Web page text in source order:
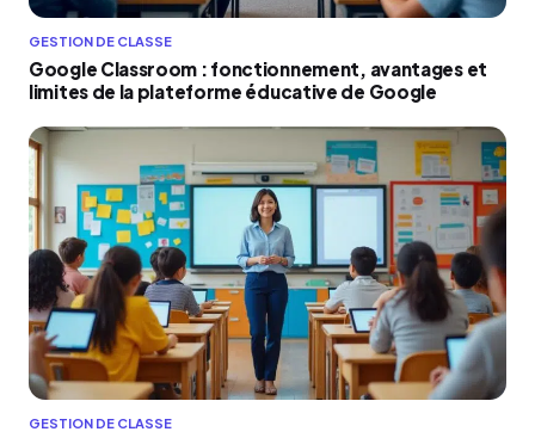
GESTION DE CLASSE
Google Classroom : fonctionnement, avantages et
limites de la plateforme éducative de Google
GESTION DE CLASSE